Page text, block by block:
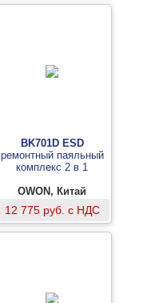
BK701D ESD
ремонтный паяльный
комплекс 2 в 1
OWON, Китай
12 775 руб. с НДС